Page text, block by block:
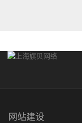
网站建设